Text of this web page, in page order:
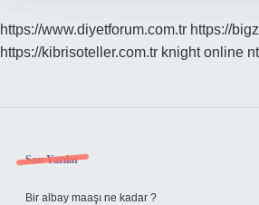
https://www.diyetforum.com.tr https://
https://kibrisoteller.com.tr knight online
Sidebar
Son Yazılar
Bir albay maaşı ne kadar ?